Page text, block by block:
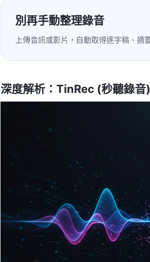
別再手動整理錄音
上傳音訊或影片，自動取得逐字稿、摘
深度解析：TinRec (秒聽錄音